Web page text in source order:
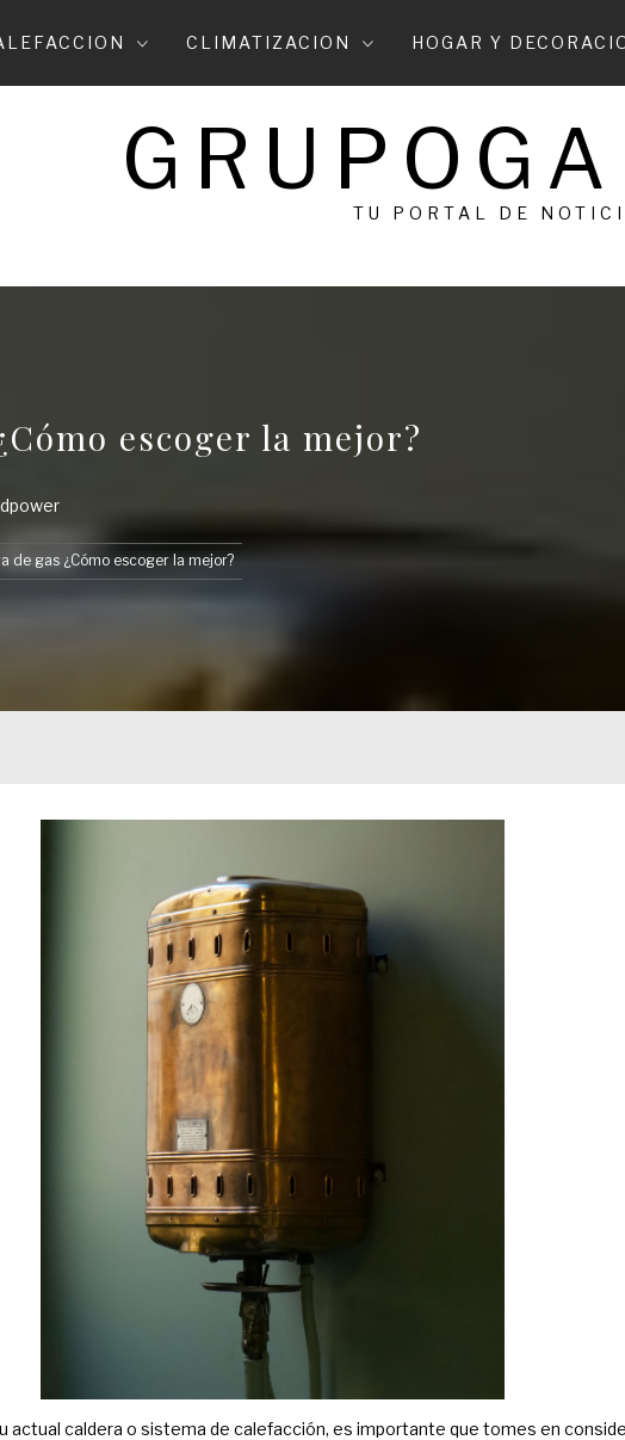
CLIMATIZACION HOGAR Y
TU PORTAL DE
escoger la mejor?
de gas ¿Cómo escoger la mejor?
actual caldera o sistema de calefacción, es importante que tomes en